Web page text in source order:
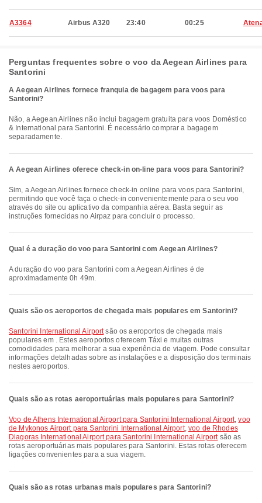
A3364 Airbus A320 23:40 00:25
Perguntas frequentes sobre o voo da Aegean Airlines para
Santorini
A Aegean Airlines fornece franquia de bagagem para voos para
Santorini?
Não, a Aegean Airlines não inclui bagagem gratuita para voos Doméstico
& International para Santorini. É necessário comprar a bagagem
separadamente.
A Aegean Airlines oferece check-in on-line para voos para Santorini?
Sim, a Aegean Airlines fornece check-in online para voos para Santorini,
permitindo que você faça o check-in convenientemente para o seu voo
através do site ou aplicativo da companhia aérea. Basta seguir as
instruções fornecidas no Airpaz para concluir o processo.
Qual é a duração do voo para Santorini com Aegean Airlines?
A duração do voo para Santorini com a Aegean Airlines é de
aproximadamente 0h 49m.
Quais são os aeroportos de chegada mais populares em Santorini?
Santorini International Airportsão os aeroportos de chegada mais
populares em . Estes aeroportos oferecem Táxi e muitas outras
comodidades para melhorar a sua experiência de viagem. Pode consultar
informações detalhadas sobre as instalações e a disposição dos terminais
nestes aeroportos.
Quais são as rotas aeroportuárias mais populares para Santorini?
voo de Athens International Airport para Santorini International Airport,voo
de Mykonos Airport para Santorini International Airport, voo de Rhodes
Diagoras International Airport para Santorini International Airportsão as
rotas aeroportuárias mais populares para Santorini. Estas rotas oferecem
ligações convenientes para a sua viagem.
Quais são as rotas urbanas mais populares para Santorini?